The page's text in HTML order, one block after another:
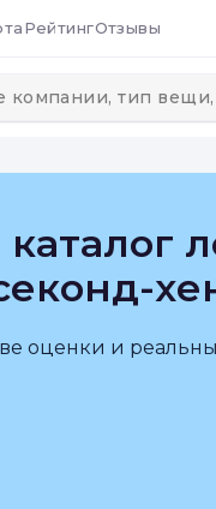
РейтингОтзывы
оценки и